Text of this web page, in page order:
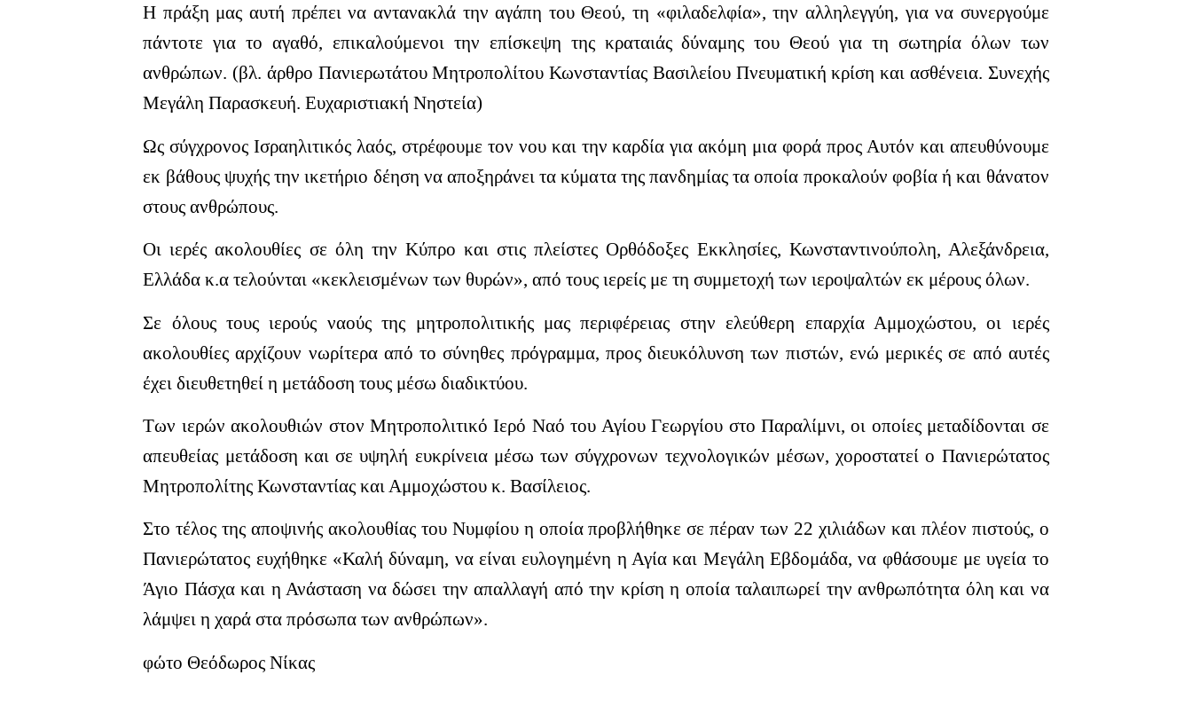
Η πράξη μας αυτή πρέπει να αντανακλά την αγάπη του Θεού, τη «φιλαδελφία», την αλληλεγγύη, για να συνεργούμε
πάντοτε για το αγαθό, επικαλούμενοι την επίσκεψη της κραταιάς δύναμης του Θεού για τη σωτηρία όλων των
ανθρώπων. (βλ. άρθρο Πανιερωτάτου Μητροπολίτου Κωνσταντίας Βασιλείου Πνευματική κρίση και ασθένεια. Συνεχής
Μεγάλη Παρασκευή. Ευχαριστιακή Νηστεία)
Ως σύγχρονος Ισραηλιτικός λαός, στρέφουμε τον νου και την καρδία για ακόμη μια φορά προς Αυτόν και απευθύνουμε
εκ βάθους ψυχής την ικετήριο δέηση να αποξηράνει τα κύματα της πανδημίας τα οποία προκαλούν φοβία ή και θάνατον
στους ανθρώπους.
Οι ιερές ακολουθίες σε όλη την Κύπρο και στις πλείστες Ορθόδοξες Εκκλησίες, Κωνσταντινούπολη, Αλεξάνδρεια,
Ελλάδα κ.α τελούνται «κεκλεισμένων των θυρών», από τους ιερείς με τη συμμετοχή των ιεροψαλτών εκ μέρους όλων.
Σε όλους τους ιερούς ναούς της μητροπολιτικής μας περιφέρειας στην ελεύθερη επαρχία Αμμοχώστου, οι ιερές
ακολουθίες αρχίζουν νωρίτερα από το σύνηθες πρόγραμμα, προς διευκόλυνση των πιστών, ενώ μερικές σε από αυτές
έχει διευθετηθεί η μετάδοση τους μέσω διαδικτύου.
Των ιερών ακολουθιών στον Μητροπολιτικό Ιερό Ναό του Αγίου Γεωργίου στο Παραλίμνι, οι οποίες μεταδίδονται σε
απευθείας μετάδοση και σε υψηλή ευκρίνεια μέσω των σύγχρονων τεχνολογικών μέσων, χοροστατεί ο Πανιερώτατος
Μητροπολίτης Κωνσταντίας και Αμμοχώστου κ. Βασίλειος.
Στο τέλος της αποψινής ακολουθίας του Νυμφίου η οποία προβλήθηκε σε πέραν των 22 χιλιάδων και πλέον πιστούς, ο
Πανιερώτατος ευχήθηκε «Καλή δύναμη, να είναι ευλογημένη η Αγία και Μεγάλη Εβδομάδα, να φθάσουμε με υγεία το
Άγιο Πάσχα και η Ανάσταση να δώσει την απαλλαγή από την κρίση η οποία ταλαιπωρεί την ανθρωπότητα όλη και να
λάμψει η χαρά στα πρόσωπα των ανθρώπων».
φώτο Θεόδωρος Νίκας